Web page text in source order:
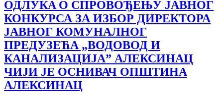
ОДЛУКA О СПРОВОЂЕЊУ ЈАВНОГ
КОНКУРСА ЗА ИЗБОР ДИРЕКТОРА
ЈАВНОГ КОМУНАЛНОГ
ПРЕДУЗЕЋА „ВОДОВОД И
КАНАЛИЗАЦИЈА” АЛЕКСИНАЦ
ЧИЈИ ЈЕ ОСНИВАЧ ОПШТИНА
АЛЕКСИНАЦ